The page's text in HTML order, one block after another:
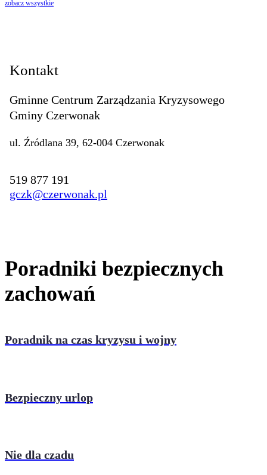
zobacz wszystkie
Kontakt
Gminne Centrum Zarządzania Kryzysowego
Gminy Czerwonak
ul. Źródlana 39, 62-004 Czerwonak
519 877 191
gczk@czerwonak.pl
Poradniki bezpiecznych
zachowań
Poradnik na czas kryzysu i wojny
Bezpieczny urlop
Nie dla czadu